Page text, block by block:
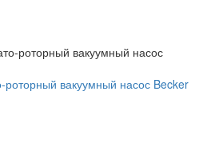
роторный вакуумный насос Becker